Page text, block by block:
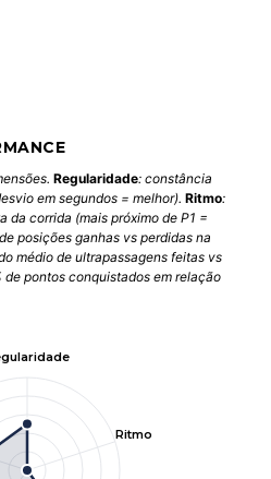
Regularidade: constância
em segundos = melhor). Ritmo:
da corrida (mais próximo de P1 =
posições ganhas vs perdidas na
médio de ultrapassagens feitas vs
de pontos conquistados em relação
Ritmo